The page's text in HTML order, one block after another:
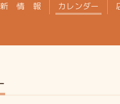
情 報 カレンダー